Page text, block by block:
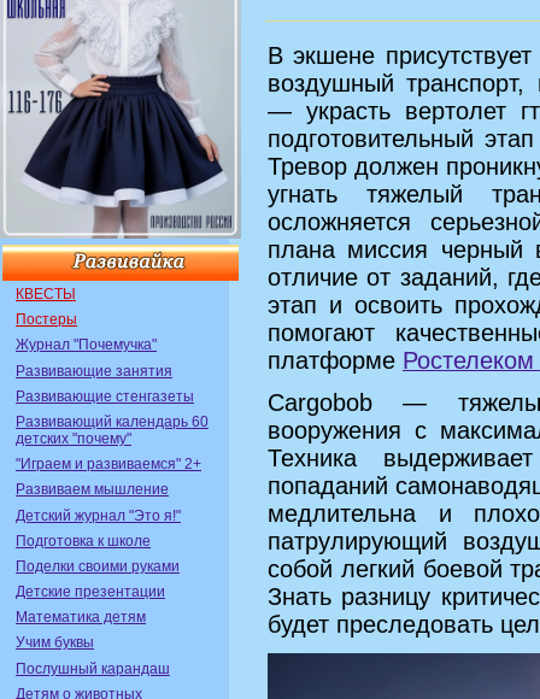
КВЕСТЫ
Постеры
Журнал "Почемучка"
Развивающие занятия
Развивающие стенгазеты
Развивающий календарь 60
детских "почему"
"Играем и развиваемся" 2+
Развиваем мышление
Детский журнал "Это я!"
Подготовка к школе
Поделки своими руками
Детские презентации
Математика детям
Учим буквы
Послушный карандаш
Детям о животных
В экшене
воздушный
— украсть вертолет
подготовительный
Тревор должен
угнать тяжелый
осложняется
плана миссия черный
отличие от заданий,
этап и освоить
помогают
платформе
Cargobob —
вооружения с
Техника
попаданий
медлительна и
патрулирующий
собой легкий боевой
Знать разницу
будет преследовать